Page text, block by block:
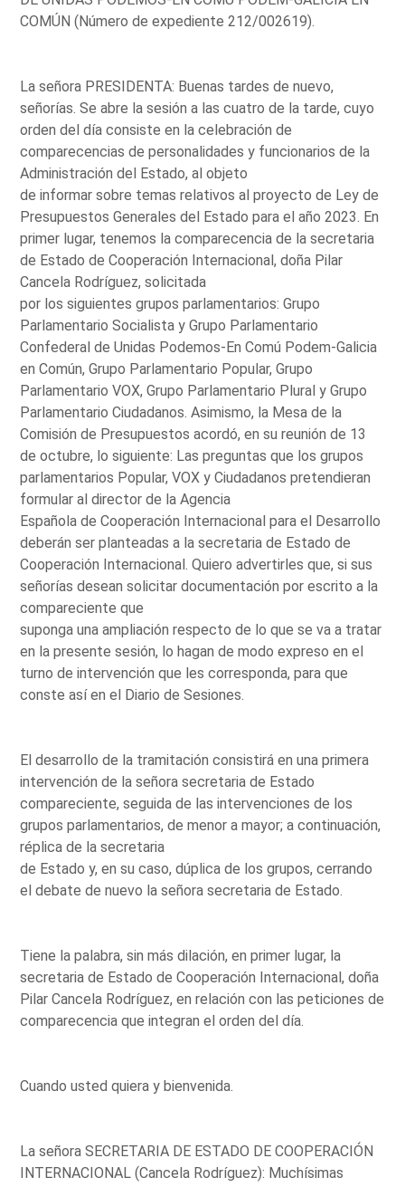
COMÚN (Número de expediente 212/002619).
La señora PRESIDENTA: Buenas tardes de nuevo,
señorías. Se abre la sesión a las cuatro de la tarde, cuyo
orden del día consiste en la celebración de
comparecencias de personalidades y funcionarios de la
Administración del Estado, al objeto
de informar sobre temas relativos al proyecto de Ley de
Presupuestos Generales del Estado para el año 2023. En
primer lugar, tenemos la comparecencia de la secretaria
de Estado de Cooperación Internacional, doña Pilar
Cancela Rodríguez, solicitada
por los siguientes grupos parlamentarios: Grupo
Parlamentario Socialista y Grupo Parlamentario
Confederal de Unidas Podemos-En Comú Podem-Galicia
en Común, Grupo Parlamentario Popular, Grupo
Parlamentario VOX, Grupo Parlamentario Plural y Grupo
Parlamentario Ciudadanos. Asimismo, la Mesa de la
Comisión de Presupuestos acordó, en su reunión de 13
de octubre, lo siguiente: Las preguntas que los grupos
parlamentarios Popular, VOX y Ciudadanos pretendieran
formular al director de la Agencia
Española de Cooperación Internacional para el Desarrollo
deberán ser planteadas a la secretaria de Estado de
Cooperación Internacional. Quiero advertirles que, si sus
señorías desean solicitar documentación por escrito a la
compareciente que
suponga una ampliación respecto de lo que se va a tratar
en la presente sesión, lo hagan de modo expreso en el
turno de intervención que les corresponda, para que
conste así en el Diario de Sesiones.
El desarrollo de la tramitación consistirá en una primera
intervención de la señora secretaria de Estado
compareciente, seguida de las intervenciones de los
grupos parlamentarios, de menor a mayor; a continuación,
réplica de la secretaria
de Estado y, en su caso, dúplica de los grupos, cerrando
el debate de nuevo la señora secretaria de Estado.
Tiene la palabra, sin más dilación, en primer lugar, la
secretaria de Estado de Cooperación Internacional, doña
Pilar Cancela Rodríguez, en relación con las peticiones de
comparecencia que integran el orden del día.
Cuando usted quiera y bienvenida.
La señora SECRETARIA DE ESTADO DE COOPERACIÓN
INTERNACIONAL (Cancela Rodríguez): Muchísimas